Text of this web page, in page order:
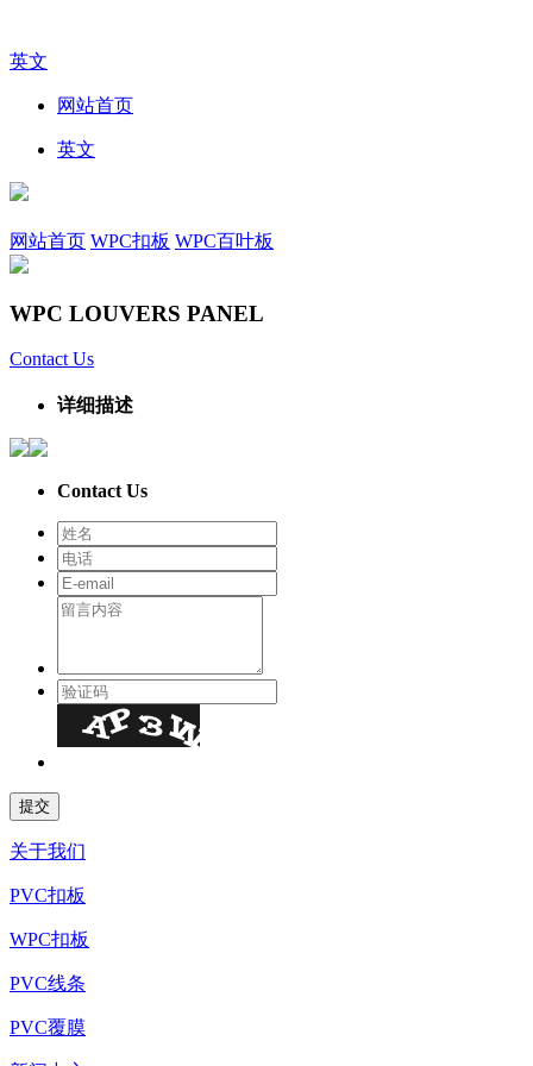
英文
网站首页
英文
网站首页 WPC扣板 WPC百叶板
WPC LOUVERS PANEL
Contact Us
详细描述
Contact Us
关于我们
PVC扣板
WPC扣板
PVC线条
PVC覆膜